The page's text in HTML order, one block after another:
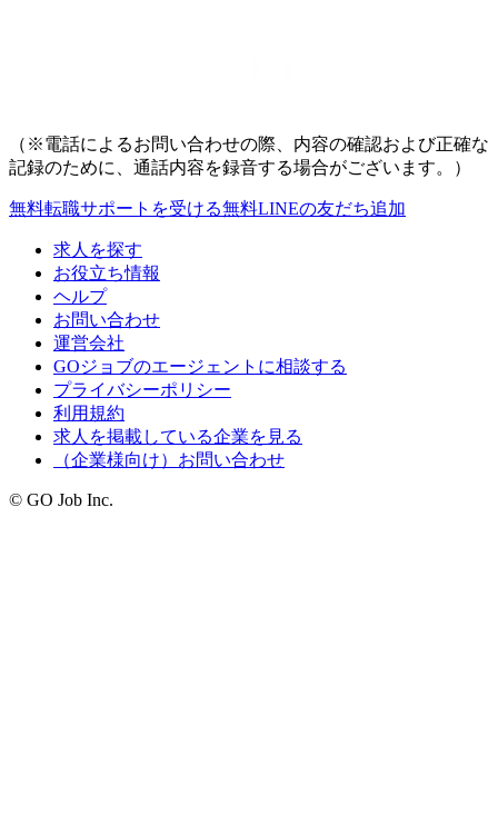
（※電話によるお問い合わせの際、内容の確認および正確な
記録のために、通話内容を録音する場合がございます。）
無料転職サポートを受ける無料LINEの友だち追加
求人を探す
お役立ち情報
ヘルプ
お問い合わせ
運営会社
GOジョブのエージェントに相談する
プライバシーポリシー
利用規約
求人を掲載している企業を見る
（企業様向け）お問い合わせ
© GO Job Inc.